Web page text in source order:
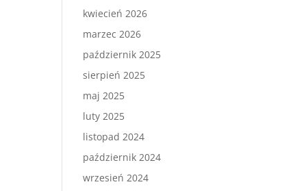
kwiecień 2026
marzec 2026
październik 2025
sierpień 2025
maj 2025
luty 2025
listopad 2024
październik 2024
wrzesień 2024